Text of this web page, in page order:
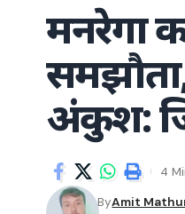
मनरेगा
अंकुश:
ByAmit
4